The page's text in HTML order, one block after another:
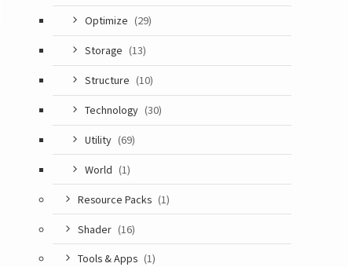
Optimize (29)
Storage (13)
Structure (10)
Technology (30)
Utility (69)
World (1)
Resource Packs (1)
Shader (16)
Tools & Apps (1)